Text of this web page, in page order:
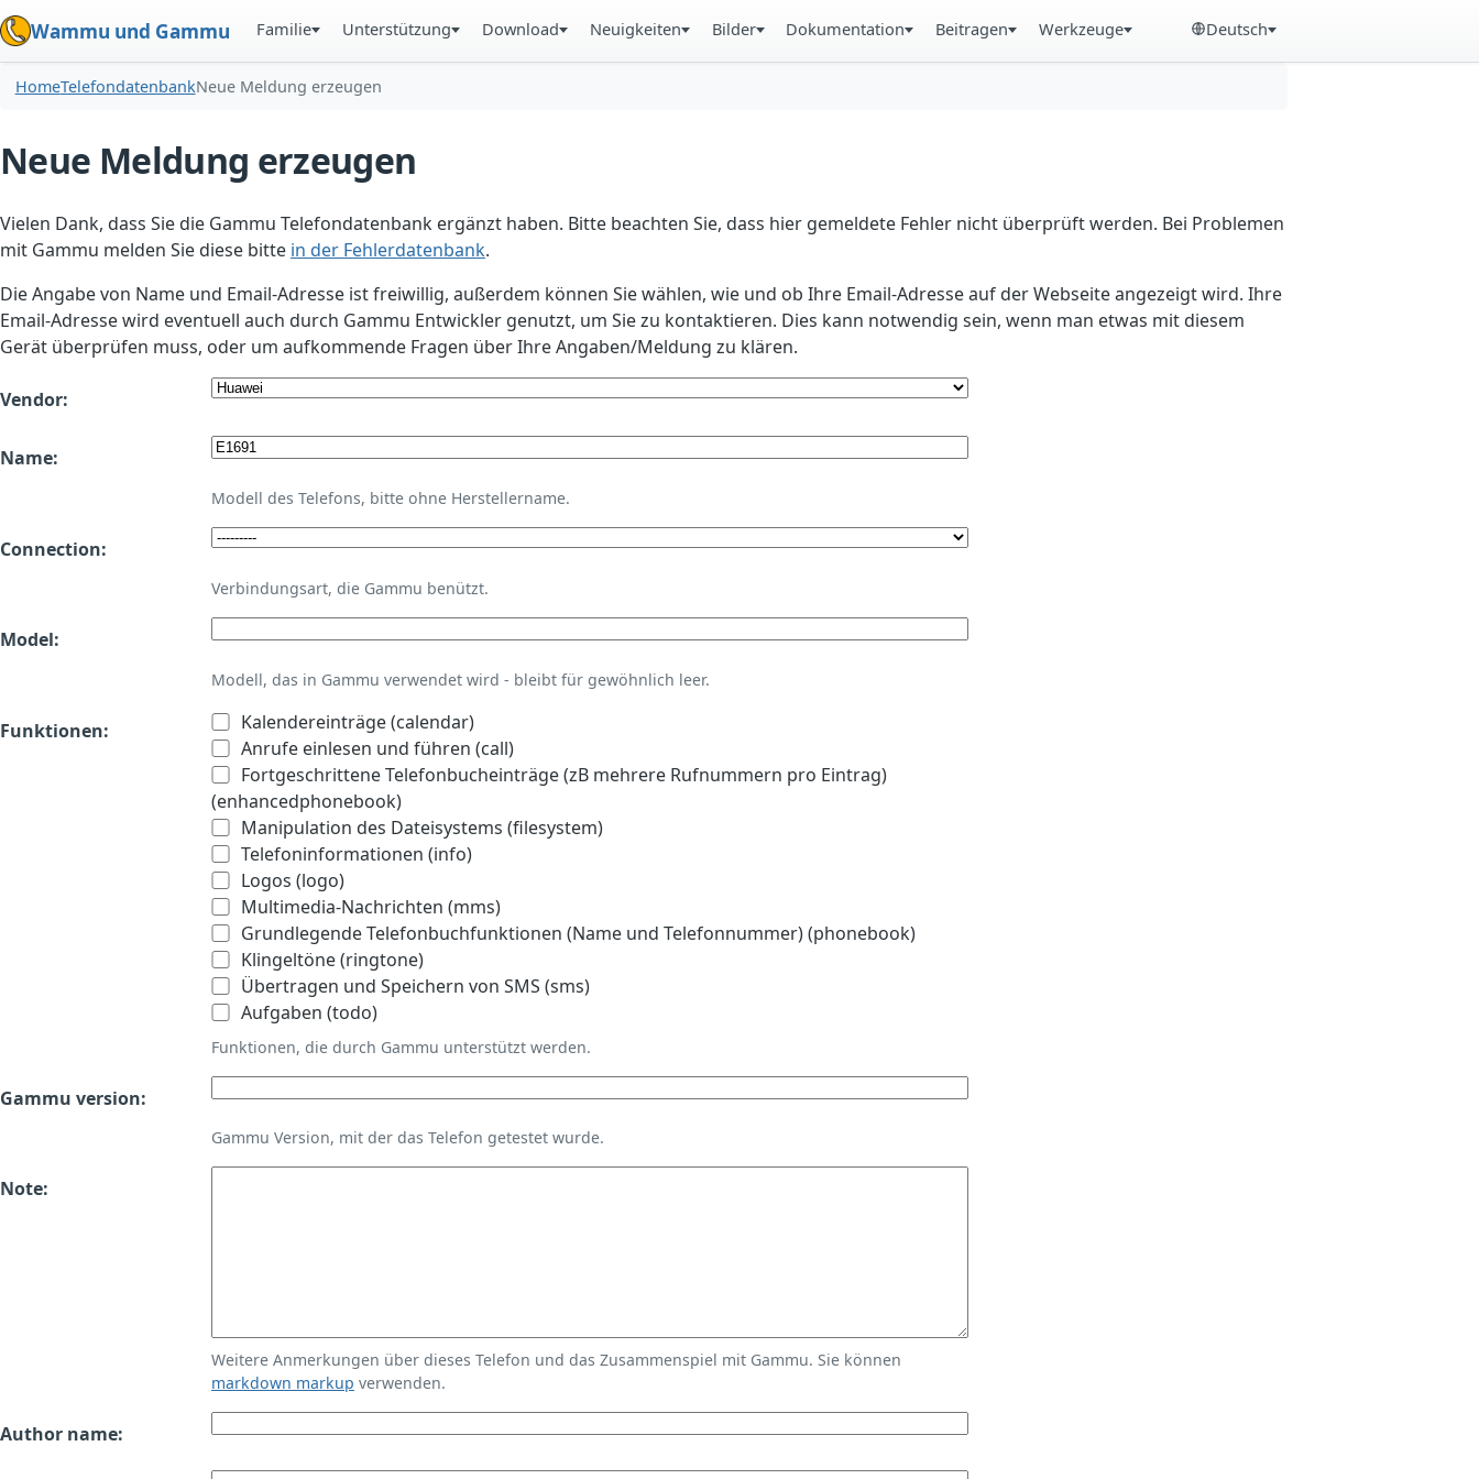
Wammu und Gammu Familie Unterstützung Download Neuigkeiten Bilder Dokumentation Beitragen Werkzeuge Deutsch
HomeTelefondatenbankNeue Meldung erzeugen
Neue Meldung erzeugen
Vielen Dank, dass Sie die Gammu Telefondatenbank ergänzt haben. Bitte beachten Sie, dass hier gemeldete Fehler nicht überprüft werden. Bei Problemen
mit Gammu melden Sie diese bitte in der Fehlerdatenbank.
Die Angabe von Name und Email-Adresse ist freiwillig, außerdem können Sie wählen, wie und ob Ihre Email-Adresse auf der Webseite angezeigt wird. Ihre
Email-Adresse wird eventuell auch durch Gammu Entwickler genutzt, um Sie zu kontaktieren. Dies kann notwendig sein, wenn man etwas mit diesem
Gerät überprüfen muss, oder um aufkommende Fragen über Ihre Angaben/Meldung zu klären.
Vendor:
Name:
Modell des Telefons, bitte ohne Herstellername.
Connection:
Verbindungsart, die Gammu benützt.
Model:
Modell, das in Gammu verwendet wird - bleibt für gewöhnlich leer.
Funktionen:
Kalendereinträge (calendar)
Anrufe einlesen und führen (call)
Fortgeschrittene Telefonbucheinträge (zB mehrere Rufnummern pro Eintrag)
(enhancedphonebook)
Manipulation des Dateisystems (filesystem)
Telefoninformationen (info)
Logos (logo)
Multimedia-Nachrichten (mms)
Grundlegende Telefonbuchfunktionen (Name und Telefonnummer) (phonebook)
Klingeltöne (ringtone)
Übertragen und Speichern von SMS (sms)
Aufgaben (todo)
Funktionen, die durch Gammu unterstützt werden.
Gammu version:
Gammu Version, mit der das Telefon getestet wurde.
Note:
Weitere Anmerkungen über dieses Telefon und das Zusammenspiel mit Gammu. Sie können
markdown markup verwenden.
Author name: